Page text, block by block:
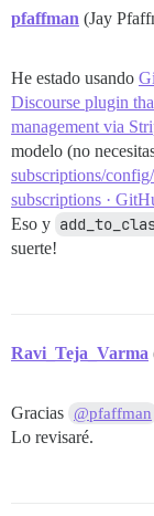
pfaffman (Jay
He estado usando
Discourse plugin
management via
modelo (no
subscriptions/
subscriptions ·
Eso y
suerte!
Ravi_Teja_Varma
Gracias @pfaffman
Lo revisaré.